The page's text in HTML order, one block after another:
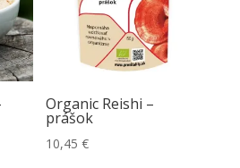
Organic Reishi –
prášok
10,45€